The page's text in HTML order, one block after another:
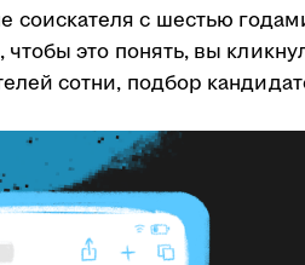
соискателя с шестью
это понять, вы
сотни, подбор